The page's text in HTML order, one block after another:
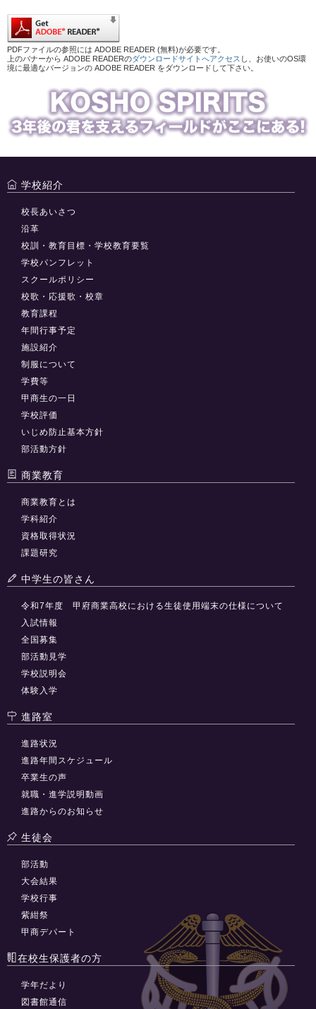
PDFファイルの参照には ADOBE READER (無料)が必要です。
上のバナーから ADOBE READERのダウンロードサイトへアクセス し、お使いのOS環
境に最適なバージョンの ADOBE READER をダウンロードして下さい。
学校紹介
校長あいさつ
沿革
校訓・教育目標・学校教育要覧
学校パンフレット
スクールポリシー
校歌・応援歌・校章
教育課程
年間行事予定
施設紹介
制服について
学費等
甲商生の一日
学校評価
いじめ防止基本方針
部活動方針
商業教育
商業教育とは
学科紹介
資格取得状況
課題研究
中学生の皆さん
令和7年度 甲府商業高校における生徒使用端末の仕様について
入試情報
全国募集
部活動見学
学校説明会
体験入学
進路室
進路状況
進路年間スケジュール
卒業生の声
就職・進学説明動画
進路からのお知らせ
生徒会
部活動
大会結果
学校行事
紫紺祭
甲商デパート
在校生保護者の方
学年だより
図書館通信